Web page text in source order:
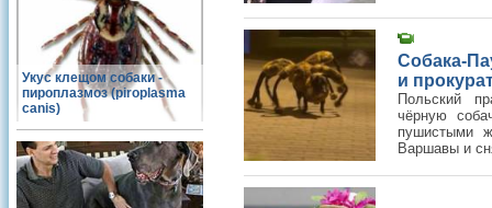
Укус клещом собаки -
пироплазмоз (piroplasma
canis)
Собака-
и
Польский
чёрную
пушистыми
Варшавы и